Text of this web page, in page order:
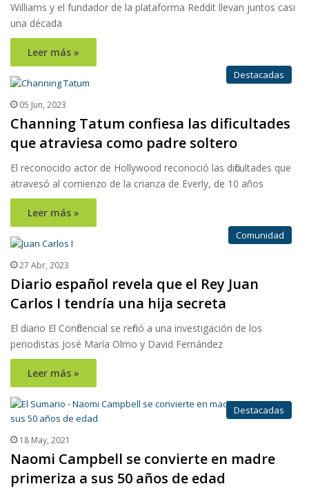
Williams y el fundador de la plataforma Reddit llevan juntos casi
una década
Leer más »
Destacadas
05 Jun, 2023
Channing Tatum confiesa las dificultades
que atraviesa como padre soltero
El reconocido actor de Hollywood reconoció las dificultades que
atravesó al comienzo de la crianza de Everly, de 10 años
Leer más »
Comunidad
27 Abr, 2023
Diario español revela que el Rey Juan
Carlos I tendría una hija secreta
El diario El Confidencial se refirió a una investigación de los
periodistas José María Olmo y David Fernández
Leer más »
Destacadas
18 May, 2021
Naomi Campbell se convierte en madre
primeriza a sus 50 años de edad